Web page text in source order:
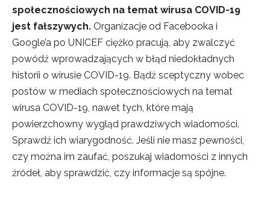
społecznościowych na temat wirusa COVID-19
jest fałszywych. Organizacje od Facebooka i
Google’a po UNICEF ciężko pracują, aby zwalczyć
powódź wprowadzających w błąd niedokładnych
historii o wirusie COVID-19. Bądź sceptyczny wobec
postów w mediach społecznościowych na temat
wirusa COVID-19, nawet tych, które mają
powierzchowny wygląd prawdziwych wiadomości.
Sprawdź ich wiarygodność. Jeśli nie masz pewności,
czy można im zaufać, poszukaj wiadomości z innych
źródeł, aby sprawdzić, czy informacje są spójne.